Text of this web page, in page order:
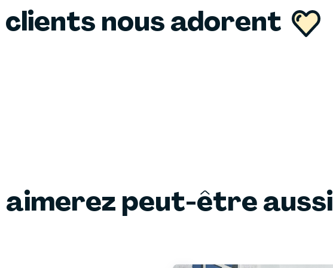
clients nous adorent
aimerez peut-être aussi